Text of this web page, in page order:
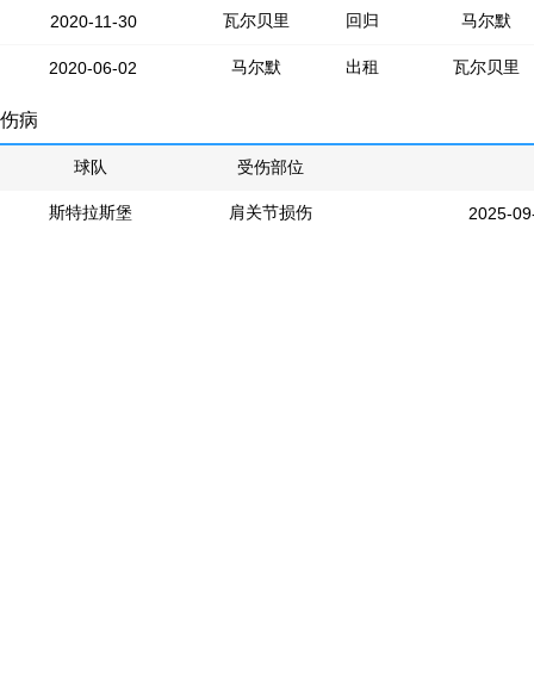
2020-11-30 瓦尔贝里 回归 马尔默
2020-06-02 马尔默 出租 瓦尔贝里
伤病
球队 受伤部位
斯特拉斯堡 肩关节损伤 2025-